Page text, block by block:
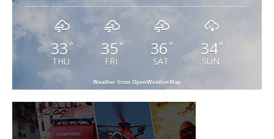
33°
THU
35 °
FRI
36 °
SAT
34°
SUN
Weather from OpenWeatherMap